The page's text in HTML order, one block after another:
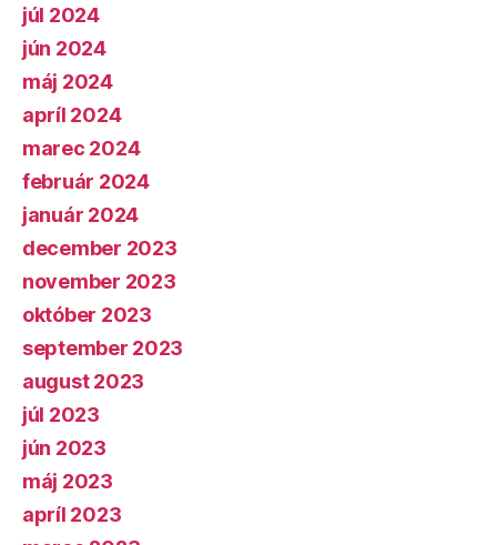
júl 2024
jún 2024
máj 2024
apríl 2024
marec 2024
február 2024
január 2024
december 2023
november 2023
október 2023
september 2023
august 2023
júl 2023
jún 2023
máj 2023
apríl 2023